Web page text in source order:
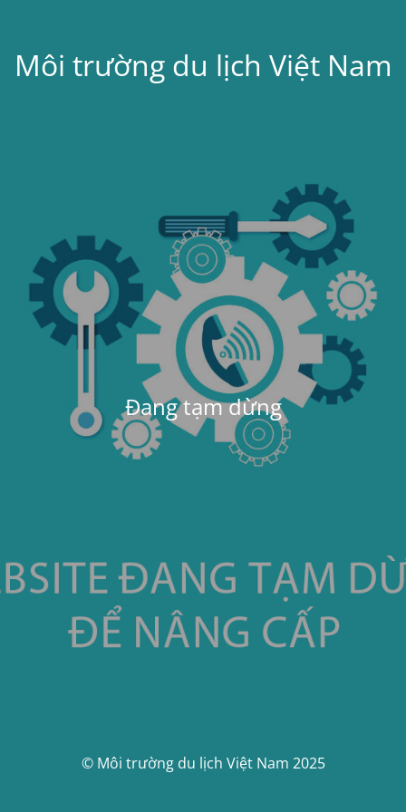
Môi trường du lịch Việt Nam
Đang tạm dừng
© Môi trường du lịch Việt Nam 2025